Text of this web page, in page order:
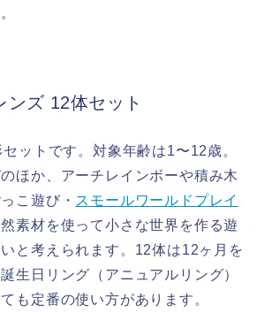
ンズ 12体セット
ットです。対象年齢は1〜12歳。
ほか、アーチレインボーや積み木
こ遊び・ スモールワールドプレイ
然素材を使って小さな世界を作る遊
と考えられます。12体は12ヶ月を
生日リング（アニュアルリング）
も定番の使い方があります。